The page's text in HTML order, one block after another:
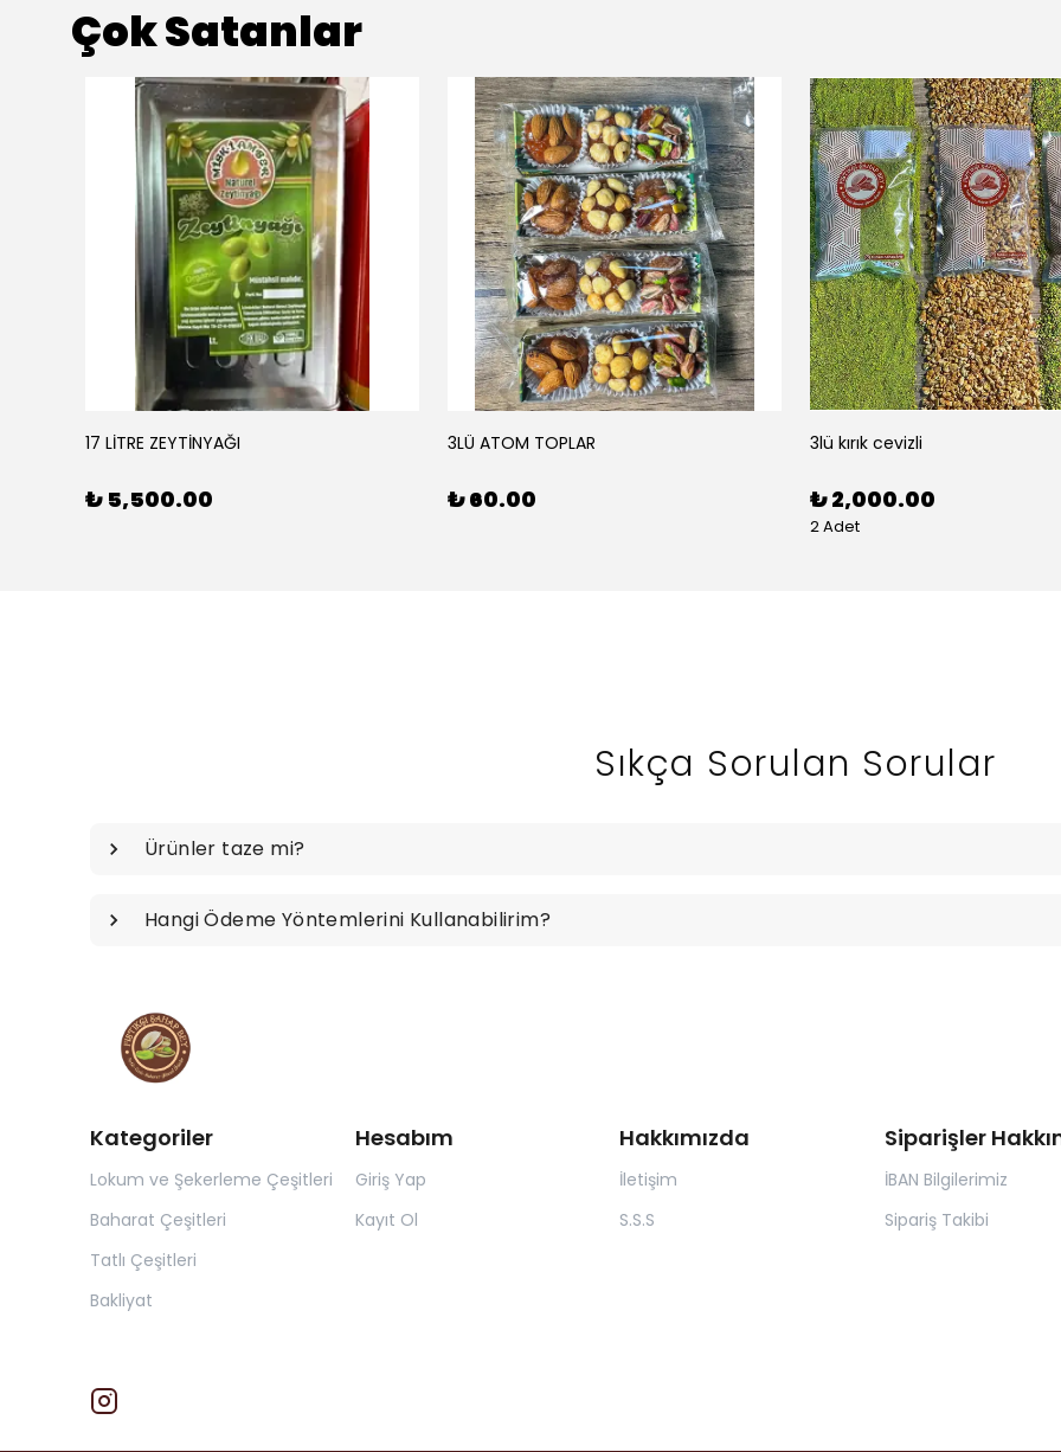
Çok Satanlar
17 LİTRE ZEYTİNYAĞI
₺ 5,500.00
3LÜ ATOM TOPLAR
₺ 60.00
3lü kırık cevizli
₺ 2,000.00
2 Adet
Sıkça Sorulan Sorular
Ürünler taze mi?
Hangi Ödeme Yöntemlerini Kullanabilirim?
Kategoriler
Lokum ve Şekerleme Çeşitleri
Baharat Çeşitleri
Tatlı Çeşitleri
Bakliyat
Hesabım
Giriş Yap
Kayıt Ol
Hakkımızda
İletişim
S.S.S
Siparişler
İBAN Bilgilerimiz
Sipariş Takibi